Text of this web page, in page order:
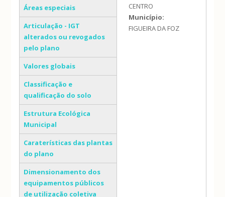
Áreas especiais
Articulação - IGT
alterados ou revogados
pelo plano
Valores globais
Classificação e
qualificação do solo
Estrutura Ecológica
Municipal
Caraterísticas das plantas
do plano
Dimensionamento dos
equipamentos públicos
de utilização coletiva
CENTRO
Município:
FIGUEIRA DA FOZ